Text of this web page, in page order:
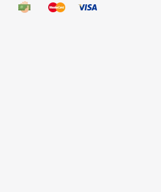
Грузовые шины 12,00/0-